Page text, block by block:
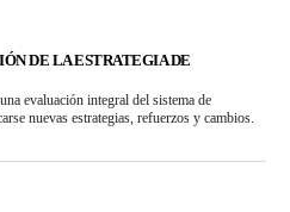
DE LA ESTRATEGIA DE
evaluación integral del sistema de
nuevas estrategias, refuerzos y cambios.